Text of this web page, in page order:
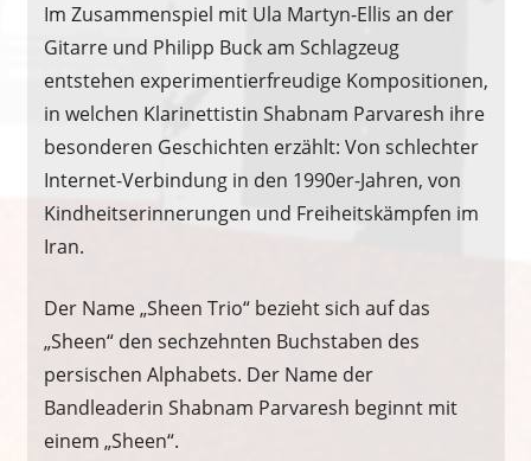
Im Zusammenspiel mit Ula Martyn-Ellis an der
Gitarre und Philipp Buck am Schlagzeug
entstehen experimentierfreudige Kompositionen,
in welchen Klarinettistin Shabnam Parvaresh ihre
besonderen Geschichten erzählt: Von schlechter
Internet-Verbindung in den 1990er-Jahren, von
Kindheitserinnerungen und Freiheitskämpfen im
Iran.
Der Name „Sheen Trio“ bezieht sich auf das
„Sheen“ den sechzehnten Buchstaben des
persischen Alphabets. Der Name der
Bandleaderin Shabnam Parvaresh beginnt mit
einem „Sheen“.